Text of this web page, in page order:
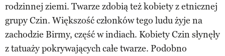
rodzinnej ziemi. Twarze zdobią też kobiety z etnicznej
grupy Czin. Większość członków tego ludu żyje na
zachodzie Birmy, część w indiach. Kobiety Czin słynęły
z tatuaży pokrywających całe twarze. Podobno